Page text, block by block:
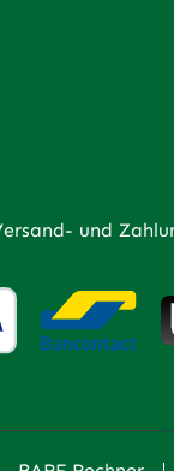
Link)
Link)
Tab (externer
und